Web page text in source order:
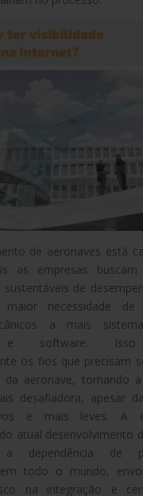
de aeronaves está
as empresas buscam
de
necessidade de
a mais
e software. Isso
os fios que precisam
da aeronave, tornando
desafiadora, apesar
e mais leves. A
atual desenvolvimento
a dependência de
todo o mundo,
na integração e